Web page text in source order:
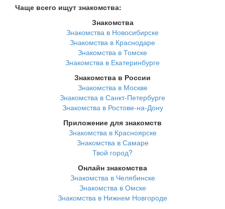
Чаще всего ищут знакомства:
Знакомства
Знакомства в Новосибирске
Знакомства в Краснодаре
Знакомства в Томске
Знакомства в Екатеринбурге
Знакомства в России
Знакомства в Москве
Знакомства в Санкт-Петербурге
Знакомства в Ростове-на-Дону
Приложение для знакомств
Знакомства в Красноярске
Знакомства в Самаре
Твой город?
Онлайн знакомства
Знакомства в Челябинске
Знакомства в Омске
Знакомства в Нижнем Новгороде